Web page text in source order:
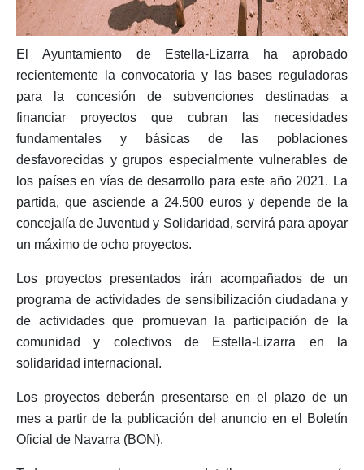
El Ayuntamiento de Estella-Lizarra ha aprobado
recientemente la convocatoria y las bases reguladoras
para la concesión de subvenciones destinadas a
financiar proyectos que cubran las necesidades
fundamentales y básicas de las poblaciones
desfavorecidas y grupos especialmente vulnerables de
los países en vías de desarrollo para este año 2021. La
partida, que asciende a 24.500 euros y depende de la
concejalía de Juventud y Solidaridad, servirá para apoyar
un máximo de ocho proyectos.
Los proyectos presentados irán acompañados de un
programa de actividades de sensibilización ciudadana y
de actividades que promuevan la participación de la
comunidad y colectivos de Estella-Lizarra en la
solidaridad internacional.
Los proyectos deberán presentarse en el plazo de un
mes a partir de la publicación del anuncio en el Boletín
Oficial de Navarra (BON).